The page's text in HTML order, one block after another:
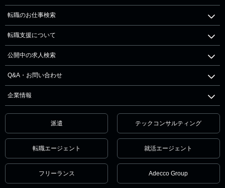
転職のお仕事検索
転職支援について
公開中の求人検索
Q&A・お問い合わせ
企業情報
派遣 テックコンサルティング
転職エージェント 就活エージェント
フリーランス Adecco Group